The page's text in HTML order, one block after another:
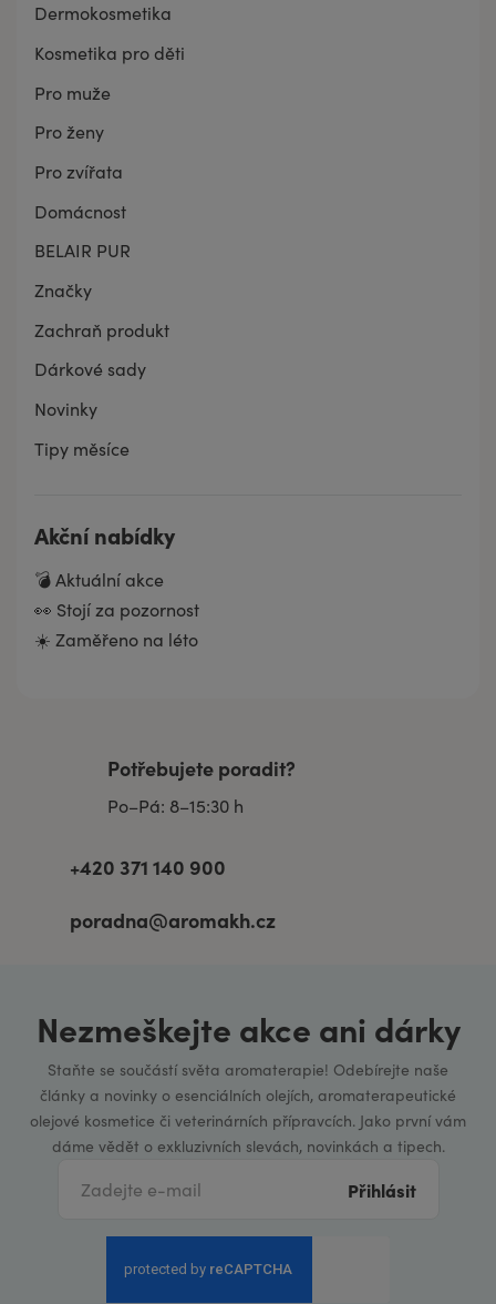
Dermokosmetika
Kosmetika pro děti
Pro muže
Pro ženy
Pro zvířata
Domácnost
BELAIR PUR
Značky
Zachraň produkt
Dárkové sady
Novinky
Tipy měsíce
Akční nabídky
💣 Aktuální akce
👀 Stojí za pozornost
☀️ Zaměřeno na léto
Potřebujete poradit?
Po–Pá: 8–15:30 h
+420 371 140 900
poradna@aromakh.cz
Nezmeškejte akce ani dárky
Staňte se součástí světa aromaterapie! Odebírejte naše
články a novinky o esenciálních olejích, aromaterapeutické
olejové kosmetice či veterinárních přípravcích. Jako první vám
dáme vědět o exkluzivních slevách, novinkách a tipech.
Přihlásit